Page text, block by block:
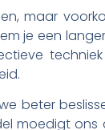
maar
je een
beter
moedigt